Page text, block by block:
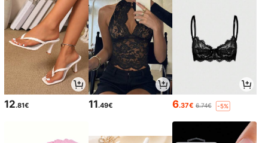
12.81€ 11.49€ 6.37€ 6.74€ -5%